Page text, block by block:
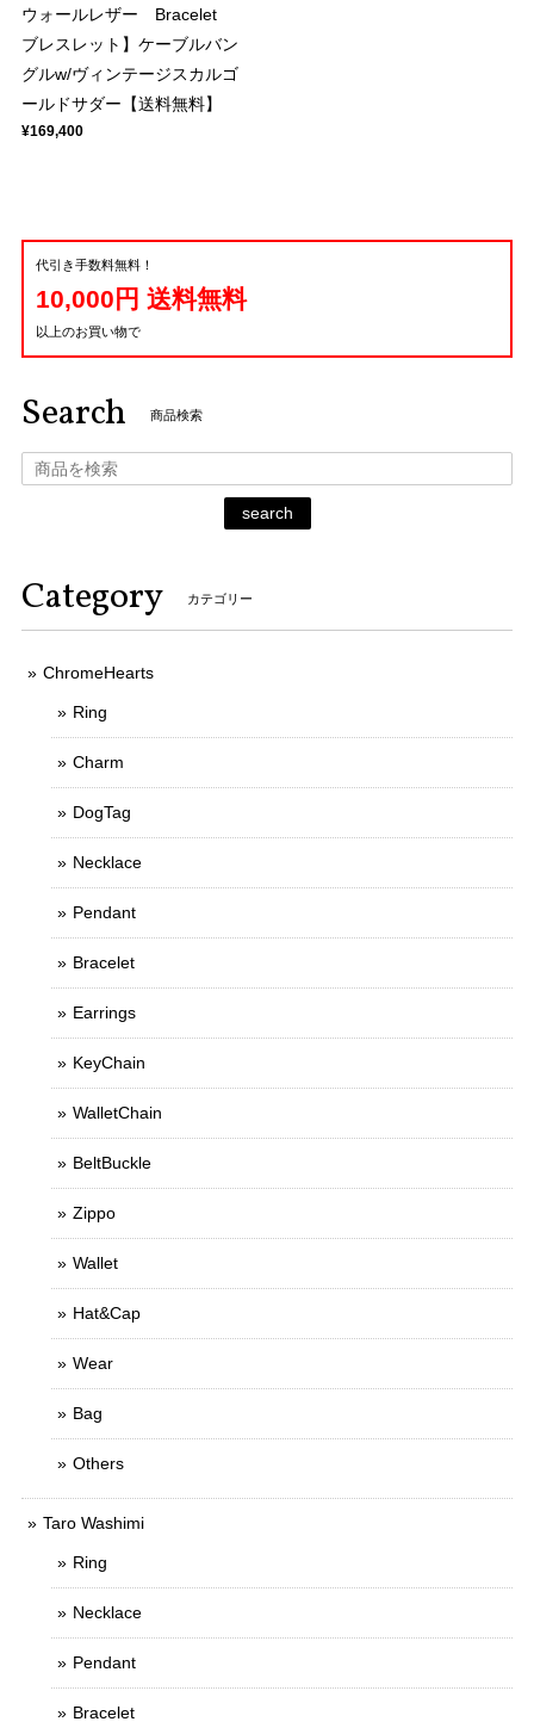
ウォールレザー Bracelet
ブレスレット】ケーブルバン
グルw/ヴィンテージスカルゴ
ールドサダー【送料無料】
¥169,400
代引き手数料無料！
10,000円 送料無料
以上のお買い物で
Search 商品検索
search
Category カテゴリー
ChromeHearts
Ring
Charm
DogTag
Necklace
Pendant
Bracelet
Earrings
KeyChain
WalletChain
BeltBuckle
Zippo
Wallet
Hat&Cap
Wear
Bag
Others
Taro Washimi
Ring
Necklace
Pendant
Bracelet